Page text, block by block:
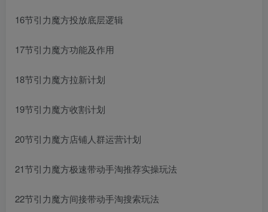
16节引力魔方投放底层逻辑
17节引力魔方功能及作用
18节引力魔方拉新计划
19节引力魔方收割计划
20节引力魔方店铺人群运营计划
21节引力魔方极速带动手淘推荐实操玩法
22节引力魔方间接带动手淘搜索玩法